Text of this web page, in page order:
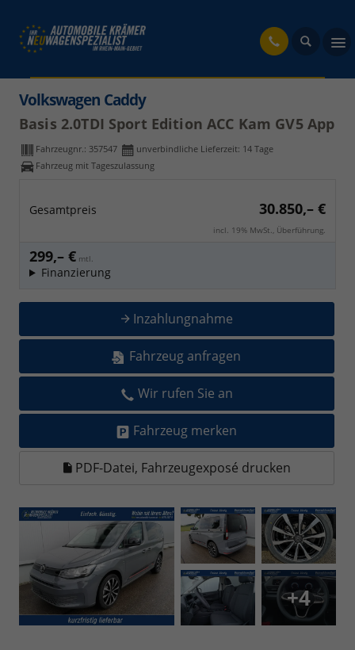
Volkswagen Caddy
Basis 2.0TDI Sport Edition ACC Kam GV5 App
Fahrzeugnr.: 357547 unverbindliche Lieferzeit: 14 Tage
Fahrzeug mit Tageszulassung
Gesamtpreis 30.850,– €
incl. 19% MwSt., Überführung.
299,– € mtl.
Finanzierung
Inzahlungnahme
Fahrzeug anfragen
Wir rufen Sie an
Fahrzeug merken
PDF-Datei, Fahrzeugexposé drucken
+4